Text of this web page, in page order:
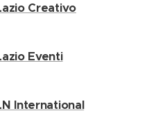
Creativo
Eventi
International